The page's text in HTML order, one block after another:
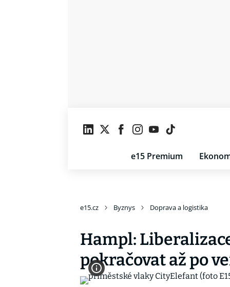
e15 Premium
e15.cz Byznys Doprava a logistika
Hampl:
pokračovat až po